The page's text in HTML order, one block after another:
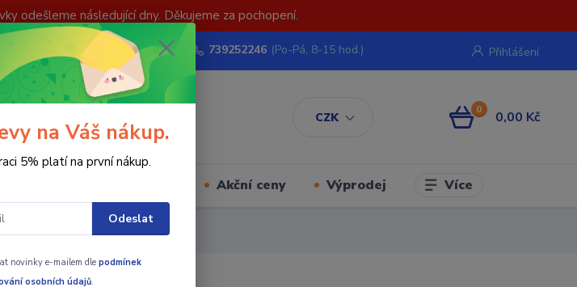
odešleme následující dny. Děkujeme za pochopení.
CZK
Přihlášení
Nevíte si rady? Zavolejte. 739252246 (Po-Pá, 8-15 hod.)
0 0,00 Kč
Akční ceny Výprodej Více
na Váš nákup.
5% platí na první nákup.
Odeslat
novinky e-mailem dle podmínek
osobních údajů.